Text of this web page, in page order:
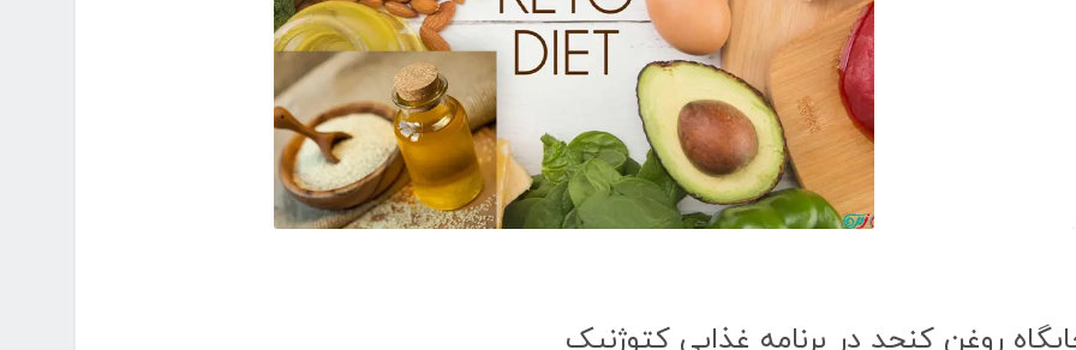
روغن کنجد در برنامه غذایی کتوژنیک